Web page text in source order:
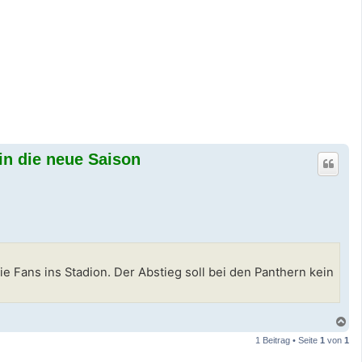
die neue Saison
Fans ins Stadion. Der Abstieg soll bei den Panthern kein
c
1 Beitrag • Seite 1 von 1